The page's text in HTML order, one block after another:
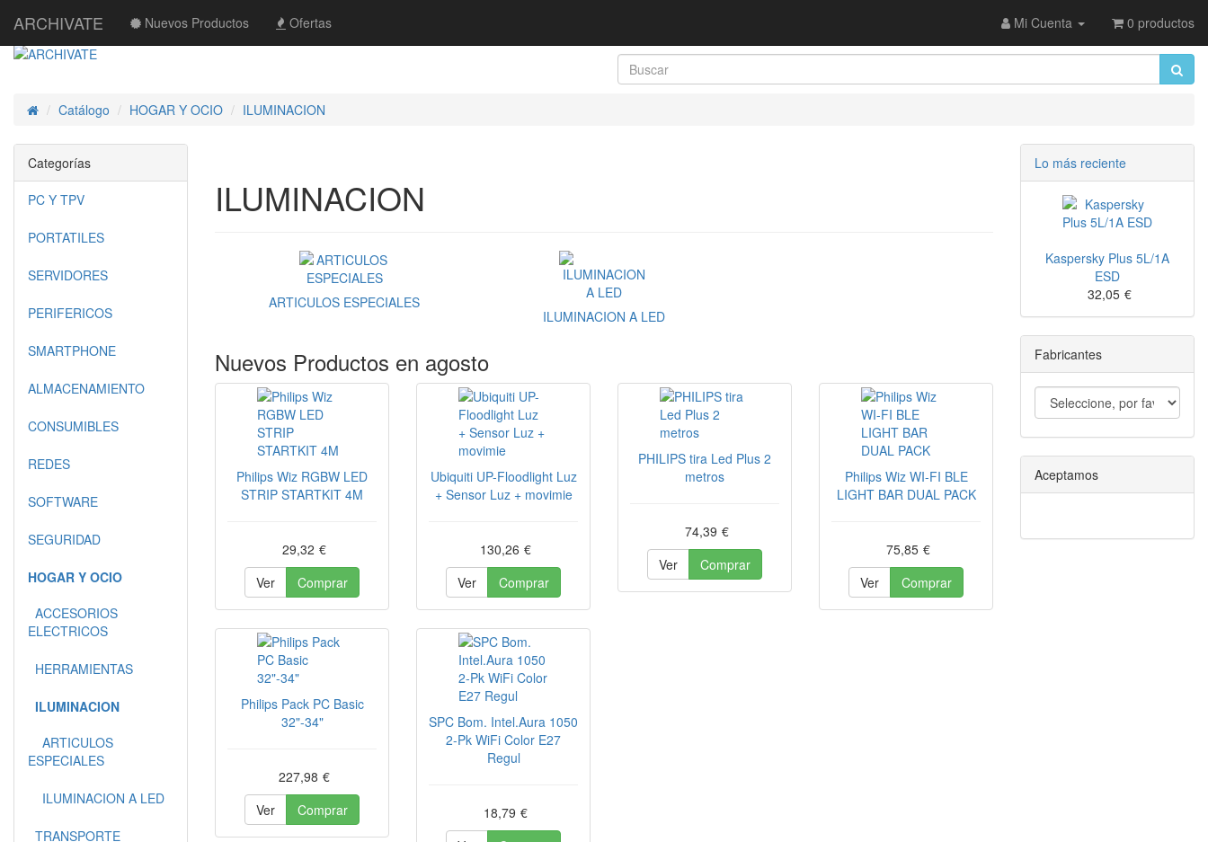
ARCHIVATE Nuevos Productos Ofertas Mi Cuenta 0 productos
InicioCatálogo HOGAR Y OCIO ILUMINACION
ILUMINACION
ARTICULOS ESPECIALES
ILUMINACION A LED
Nuevos Productos en agosto
Philips Wiz RGBW LED
STRIP STARTKIT 4M
29,32 €
Ver
Comprar
Ubiquiti UP-Floodlight Luz
+ Sensor Luz + movimie
130,26 €
Ver
Comprar
PHILIPS tira Led Plus 2
metros
74,39 €
Ver
Comprar
Philips Wiz WI-FI BLE
LIGHT BAR DUAL PACK
75,85 €
Ver
Comprar
Philips Pack PC Basic
32"-34"
227,98 €
Ver
Comprar
SPC Bom. Intel.Aura 1050
2-Pk WiFi Color E27
Regul
18,79 €
Categorías
PC Y TPV
PORTATILES
SERVIDORES
PERIFERICOS
SMARTPHONE
ALMACENAMIENTO
CONSUMIBLES
REDES
SOFTWARE
SEGURIDAD
HOGAR Y OCIO
ACCESORIOS
ELECTRICOS
HERRAMIENTAS
ILUMINACION
ARTICULOS
ESPECIALES
ILUMINACION A LED
TRANSPORTE
Lo más reciente
Kaspersky Plus 5L/1A
ESD
32,05 €
Fabricantes
Aceptamos